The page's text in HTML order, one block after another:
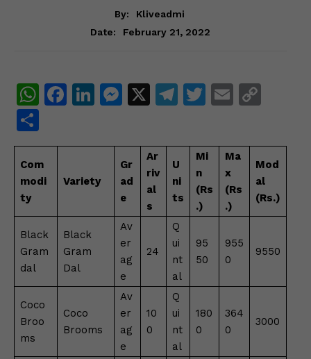
By:
Kliveadmi
Date:
February 21, 2022
W
at
s
A
p
F
c
b
o
k
Li
k
dI
M
s
s
e
n
g
er
X
T
e
gr
a
m
T
itt
er
E
ai
l
p
y
Li
n
h
ar
e
Com
modi
ty
Variety
Gr
ad
e
Ar
riv
al
s
U
ni
ts
Mi
n
(Rs
.)
Ma
x
(Rs
.)
Mod
al
(Rs.)
Black
Gram
dal
Black
Gram
Dal
Av
er
ag
e
24
Q
ui
nt
al
95
50
955
0
9550
Coco
Broo
ms
Coco
Brooms
Av
er
ag
e
10
0
Q
ui
nt
al
180
0
364
0
3000